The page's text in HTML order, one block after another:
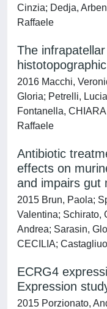
Cinzia; Dedja,
Raffaele
The
2016 Macchi,
Gloria; Petrelli,
Fontanella,
Raffaele
Antibiotic
effects on
and impairs gut
2015 Brun, Paola;
Valentina; Schirato,
Andrea; Sarasin,
CECILIA;
ECRG4
Expression
2015 Porzionato,